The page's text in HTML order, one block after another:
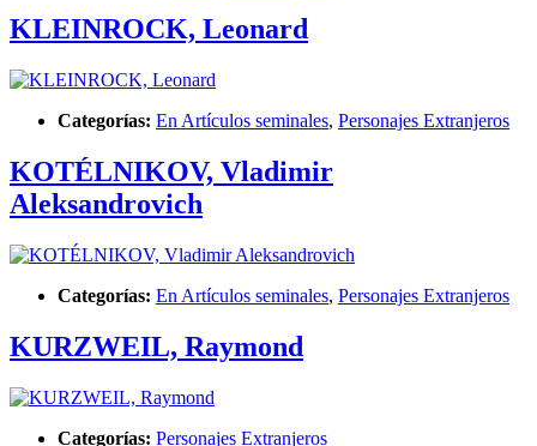
KLEINROCK, Leonard
Categorías: En Artículos seminales, Personajes Extranjeros
KOTÉLNIKOV, Vladimir
Aleksandrovich
Categorías: En Artículos seminales, Personajes Extranjeros
KURZWEIL, Raymond
Categorías: Personajes Extranjeros